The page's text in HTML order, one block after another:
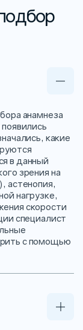
анамнеза
какие
в данный
зрения на
астенопия,
нагрузке,
скорости
специалист
с помощью